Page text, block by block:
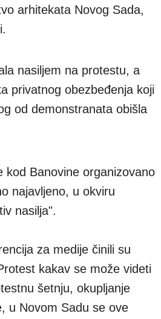
arhitekata Novog Sada,
nasiljem na protestu, a
privatnog obezbeđenja koji
od demonstranata obišla
kod Banovine organizovano
najavljeno, u okviru
nasilja".
za medije činili su
kakav se može videti
šetnju, okupljanje
u Novom Sadu se ove